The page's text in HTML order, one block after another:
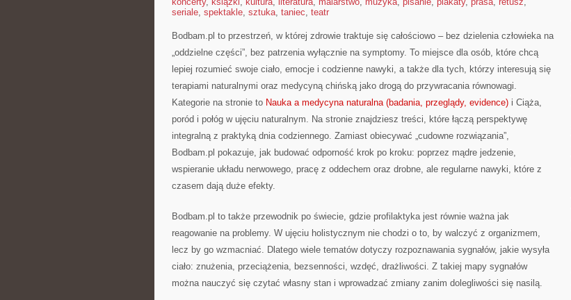
seriale, spektakle, sztuka, taniec, teatr
Bodbam.pl to przestrzeń, w której zdrowie traktuje się całościowo – bez dzielenia człowieka na
„oddzielne części”, bez patrzenia wyłącznie na symptomy. To miejsce dla osób, które chcą
lepiej rozumieć swoje ciało, emocje i codzienne nawyki, a także dla tych, którzy interesują się
terapiami naturalnymi oraz medycyną chińską jako drogą do przywracania równowagi.
Kategorie na stronie to Nauka a medycyna naturalna (badania, przeglądy, evidence) i Ciąża,
poród i połóg w ujęciu naturalnym. Na stronie znajdziesz treści, które łączą perspektywę
integralną z praktyką dnia codziennego. Zamiast obiecywać „cudowne rozwiązania”,
Bodbam.pl pokazuje, jak budować odporność krok po kroku: poprzez mądre jedzenie,
wspieranie układu nerwowego, pracę z oddechem oraz drobne, ale regularne nawyki, które z
czasem dają duże efekty.
Bodbam.pl to także przewodnik po świecie, gdzie profilaktyka jest równie ważna jak
reagowanie na problemy. W ujęciu holistycznym nie chodzi o to, by walczyć z organizmem,
lecz by go wzmacniać. Dlatego wiele tematów dotyczy rozpoznawania sygnałów, jakie wysyła
ciało: znużenia, przeciążenia, bezsenności, wzdęć, drażliwości. Z takiej mapy sygnałów
można nauczyć się czytać własny stan i wprowadzać zmiany zanim dolegliwości się nasilą.